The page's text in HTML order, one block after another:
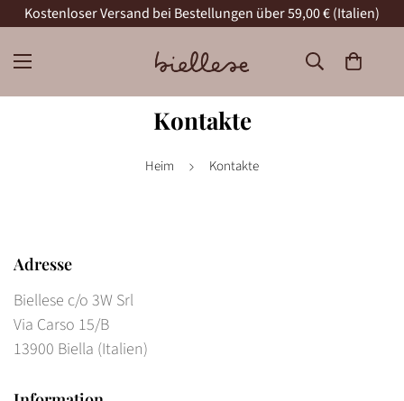
Kostenloser Versand bei Bestellungen über 59,00 € (Italien)
Kontakte
Heim Kontakte
Adresse
Biellese c/o 3W Srl
Via Carso 15/B
13900 Biella (Italien)